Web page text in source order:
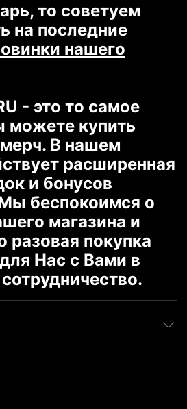
то советуем
на последние
нашего
- это то самое
можете купить
В нашем
расширенная
и бонусов
беспокоимся о
магазина и
разовая покупка
Нас с Вами в